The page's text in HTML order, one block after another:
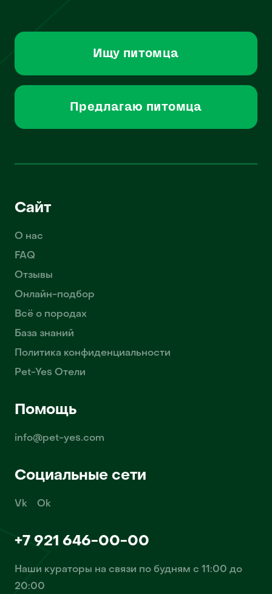
Ищу питомца
Предлагаю питомца
Сайт
О нас
FAQ
Отзывы
Онлайн-подбор
Всё о породах
База знаний
Политика конфиденциальности
Pet-Yes Отели
Помощь
info@pet-yes.com
Социальные сети
Vk Ok
+7 921 646-00-00
Наши кураторы на связи по будням с 11:00 до
20:00